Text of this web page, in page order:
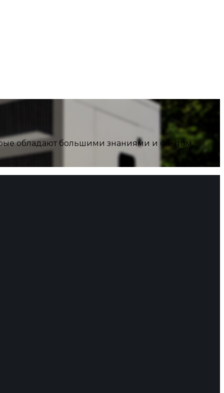
обладают большими знаниями и опытом.